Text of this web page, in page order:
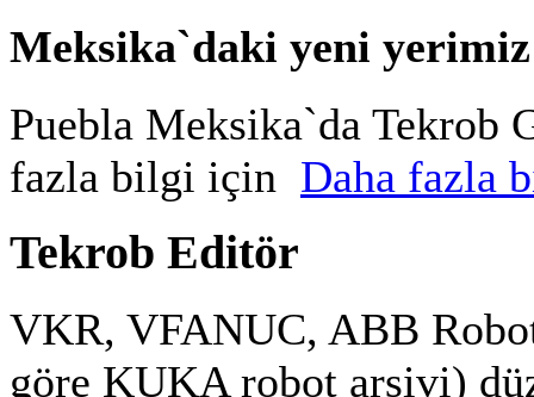
Meksika`daki yeni yerimiz
Puebla Meksika`da Tekrob
fazla bilgi için Daha fazla
Tekrob Editör
VKR, VFANUC, ABB
göre KUKA robot arsivi)